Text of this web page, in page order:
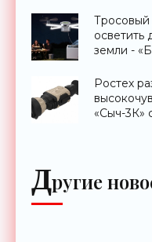
осветить
земли -
Ростех
«Сыч-3К»
Другие